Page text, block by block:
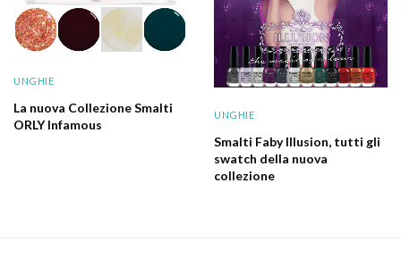
UNGHIE
La nuova Collezione Smalti
ORLY Infamous
UNGHIE
Smalti Faby Illusion, tutti gli
swatch della nuova
collezione